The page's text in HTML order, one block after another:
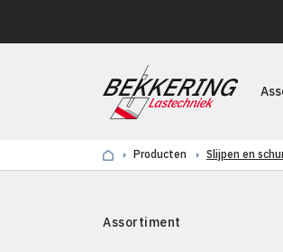
Producten Slijpen en
Assortiment